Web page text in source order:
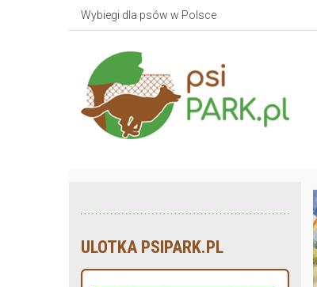
Wybiegi dla psów w Polsce
ULOTKA PSIPARK.PL